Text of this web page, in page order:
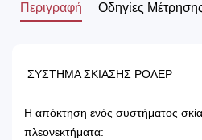
Περιγραφή Οδηγίες
ΣΥΣΤΗΜΑ ΣΚΙΑΣΗΣ ΡΟΛΕΡ
Η απόκτηση ενός συστήματος
πλεονεκτήματα: